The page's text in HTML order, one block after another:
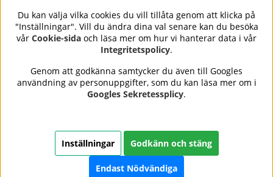
Se våra omdömen på⭐ Trustpilot
Nails Body and Beautyerbjuder professionell hudvård,
nagellack och makeup från ledande varumärken som OPI,
kvalitet, omtanke och resultat – med snabb och trygg
leverans, säkra betalningar och ett sortiment som speglar
Du kan välja vilka cookies du vill tillåta genom att klicka på
"Inställningar". Vill du ändra dina val senare kan du besöka
vår Cookie-sida och läsa mer om hur vi hanterar data i vår
Integritetspolicy.
Genom att godkänna samtycker du även till Googles
användning av personuppgifter, som du kan läsa mer om i
Googles Sekretessplicy.
Inställningar Godkänn och stäng
Endast Nödvändiga